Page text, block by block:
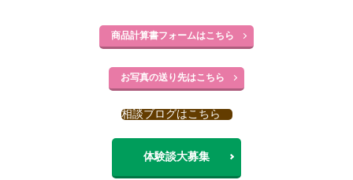
商品計算書フォームはこちら
お写真の送り先はこちら
相談ブログはこちら
体験談大募集